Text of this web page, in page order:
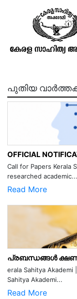
പുതിയ
OFFICIAL
Call for Papers Kerala
researched academic...
Read More
പ്രബന്ധങ്ങൾ
erala Sahitya Akademi
Sahitya Akademi...
Read More